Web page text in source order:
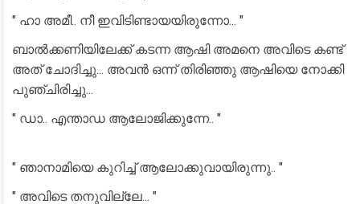
" ഹാ അമീ.. നീ ഇവിടിണ്ടായയിരുന്നോ... "
ബാൽക്കണിയിലേക്ക് കടന്ന ആഷി അമനെ അവിടെ കണ്ട്
അത് ചോദിച്ചു... അവൻ ഒന്ന് തിരിഞ്ഞു ആഷിയെ നോക്കി
പുഞ്ചിരിച്ചു...
" ഡാ.. എന്താഡ ആലോജിക്കുന്നേ.. "
" ഞാനാമിയെ കുറിച്ച് ആലോക്കുവായിരുന്നു.. "
" അവിടെ തനുവില്ലേ... "